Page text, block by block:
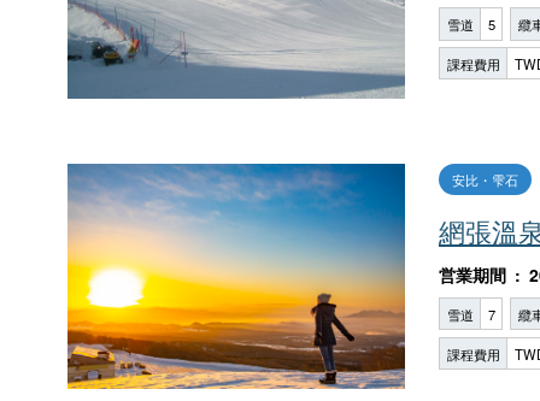
雪道 5 纜
課程費用
網張溫
安比・雫石
営業期間
雪道 7 纜
課程費用